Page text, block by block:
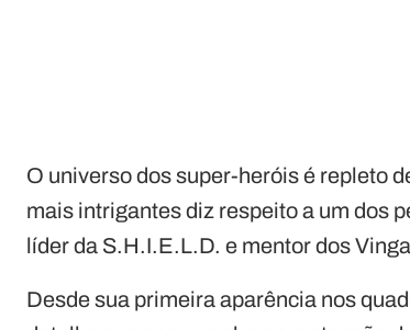
O universo dos super-heróis é repleto
mais intrigantes diz respeito a um dos
líder da S.H.I.E.L.D. e mentor dos
Desde sua primeira aparência nos